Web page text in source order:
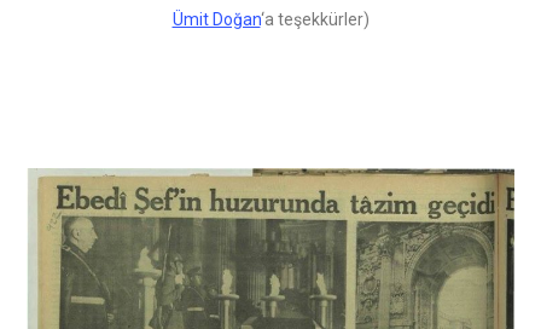
Ümit Doğan‘a teşekkürler)